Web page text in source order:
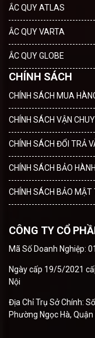
ẮC QUY ATLAS
ẮC QUY VARTA
ẮC QUY GLOBE
CHÍNH SÁCH
CHÍNH SÁCH MUA
CHÍNH SÁCH VẬN
CHÍNH SÁCH ĐỔI TRẢ
CHÍNH SÁCH BẢO HÀNH
CHÍNH SÁCH BẢO MẬT
CÔNG TY CỔ
Mã Số Doanh Nghiệp:
Ngày cấp 19/5/2021
Nội
Địa Chỉ Trụ Sở Chính:
Phường Ngọc Hà,